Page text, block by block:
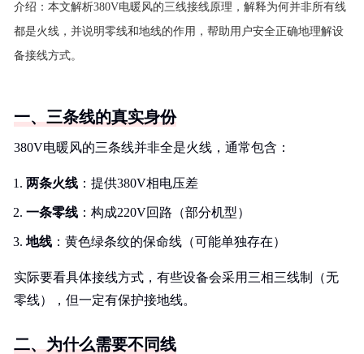
介绍： 本文解析380V电暖风的三线接线原理，解释为何并非所有线
都是火线，并说明零线和地线的作用，帮助用户安全正确地理解设
备接线方式。
一、三条线的真实身份
380V电暖风的三条线并非全是火线，通常包含：
两条火线 ：提供380V相电压差
一条零线 ：构成220V回路（部分机型）
地线 ：黄色绿条纹的保命线（可能单独存在）
实际要看具体接线方式，有些设备会采用三相三线制（无
零线），但一定有保护接地线。
二、为什么需要不同线